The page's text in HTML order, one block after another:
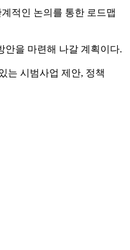
적인 논의를 통한 로드맵
안을 마련해 나갈 계획이다.
는 시범사업 제안, 정책